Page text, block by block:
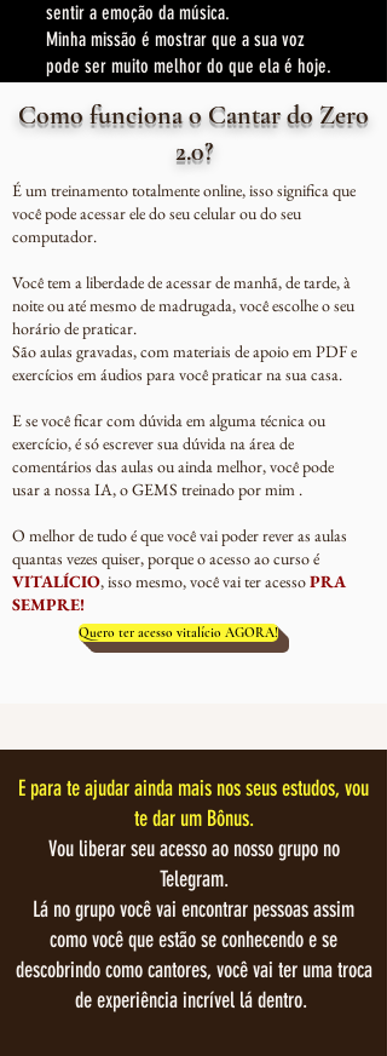
sentir a emoção da música.
Minha missão é mostrar que a sua voz
pode ser muito melhor do que ela é hoje.
Como funciona o Cantar do Zero
2.0?
É um treinamento totalmente online, isso significa que
você pode acessar ele do seu celular ou do seu
computador.
Você tem a liberdade de acessar de manhã, de tarde, à
noite ou até mesmo de madrugada, você escolhe o seu
horário de praticar.
São aulas gravadas, com materiais de apoio em PDF e
exercícios em áudios para você praticar na sua casa.
E se você ficar com dúvida em alguma técnica ou
exercício, é só escrever sua dúvida na área de
comentários das aulas ou ainda melhor, você pode
usar a nossa IA, o GEMS treinado por mim .
O melhor de tudo é que você vai poder rever as aulas
quantas vezes quiser, porque o acesso ao curso é
VITALÍCIO, isso mesmo, você vai ter acessoPRA
SEMPRE!
Quero ter acesso vitalício AGORA!
E para te ajudar ainda mais nos seus estudos, vou
te dar um Bônus.
Vou liberar seu acesso ao nosso grupo no
Telegram.
Lá no grupo você vai encontrar pessoas assim
como você que estão se conhecendo e se
descobrindo como cantores, você vai ter uma troca
de experiência incrível lá dentro.